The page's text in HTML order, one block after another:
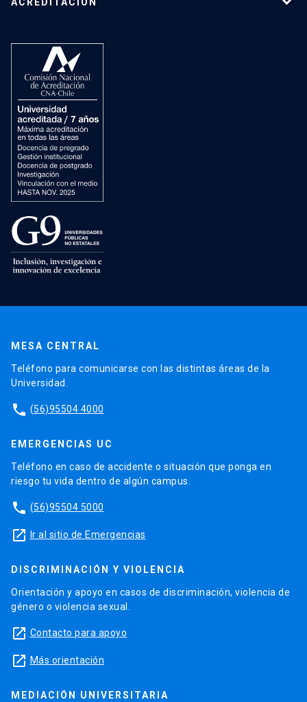
MESA CENTRAL
Teléfono para comunicarse con las distintas áreas de la
Universidad.
phone (56)95504 4000
EMERGENCIAS UC
Teléfono en caso de accidente o situación que ponga en
riesgo tu vida dentro de algún campus.
phone (56)95504 5000
launch Ir al sitio de Emergencias
DISCRIMINACIÓN Y VIOLENCIA
Orientación y apoyo en casos de discriminación, violencia de
género o violencia sexual.
launch Contacto para apoyo
launch Más orientación
MEDIACIÓN UNIVERSITARIA